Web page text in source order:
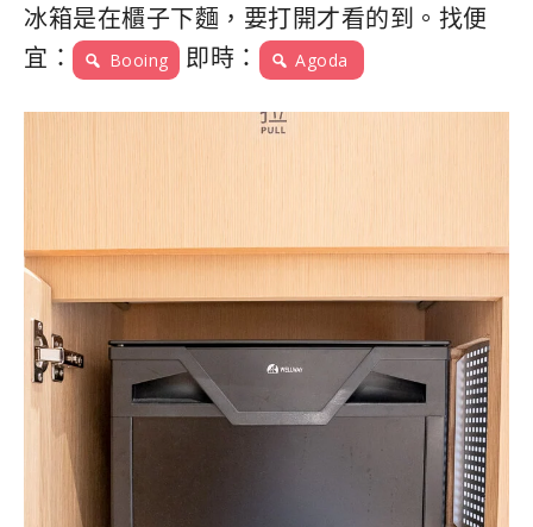
冰箱是在櫃子下麵，要打開才看的到。找便
宜：
Booing 即時： Agoda